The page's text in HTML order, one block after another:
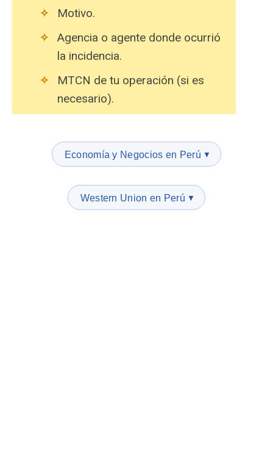
Motivo.
Agencia o agente donde ocurrió
la incidencia.
MTCN de tu operación (si es
necesario).
Economía y Negocios en Perú ▼
Western Union en Perú ▼